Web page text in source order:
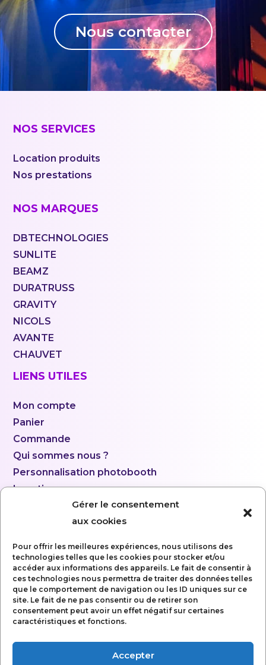
Gérer le consentement
aux cookies
Pour offrir les meilleures expériences, nous utilisons des
technologies telles que les cookies pour stocker et/ou
accéder aux informations des appareils. Le fait de consentir à
ces technologies nous permettra de traiter des données telles
que le comportement de navigation ou les ID uniques sur ce
site. Le fait de ne pas consentir ou de retirer son
consentement peut avoir un effet négatif sur certaines
caractéristiques et fonctions.
Accepter
Nous contacter
NOS SERVICES
Location produits
Nos prestations
NOS MARQUES
DBTECHNOLOGIES
SUNLITE
BEAMZ
DURATRUSS
GRAVITY
NICOLS
AVANTE
CHAUVET
LIENS UTILES
Mon compte
Panier
Commande
Qui sommes nous ?
Personnalisation photobooth
Location